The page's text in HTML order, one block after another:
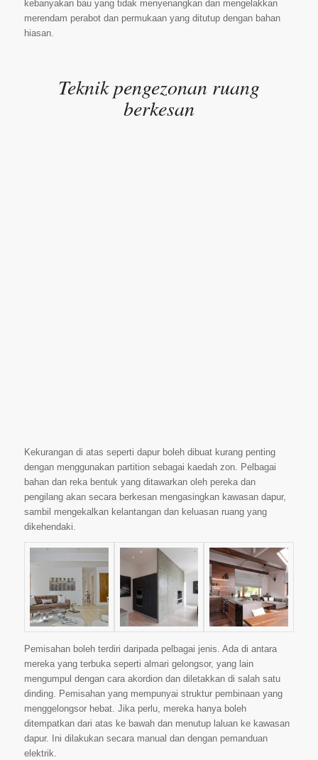
kebanyakan bau yang tidak menyenangkan dan mengelakkan
merendam perabot dan permukaan yang ditutup dengan bahan
hiasan.
Teknik pengezonan ruang
berkesan
Kekurangan di atas seperti dapur boleh dibuat kurang penting
dengan menggunakan partition sebagai kaedah zon. Pelbagai
bahan dan reka bentuk yang ditawarkan oleh pereka dan
pengilang akan secara berkesan mengasingkan kawasan dapur,
sambil mengekalkan kelantangan dan keluasan ruang yang
dikehendaki.
Pemisahan boleh terdiri daripada pelbagai jenis. Ada di antara
mereka yang terbuka seperti almari gelongsor, yang lain
mengumpul dengan cara akordion dan diletakkan di salah satu
dinding. Pemisahan yang mempunyai struktur pembinaan yang
menggelongsor hebat. Jika perlu, mereka hanya boleh
ditempatkan dari atas ke bawah dan menutup laluan ke kawasan
dapur. Ini dilakukan secara manual dan dengan pemanduan
elektrik.